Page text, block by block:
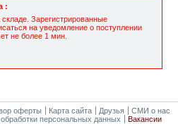
:
складе. Зарегистрированные
на уведомление о поступлении
не более 1 мин.
оферты Карта сайта Друзья
СМИ о нас
персональных данных Вакансии